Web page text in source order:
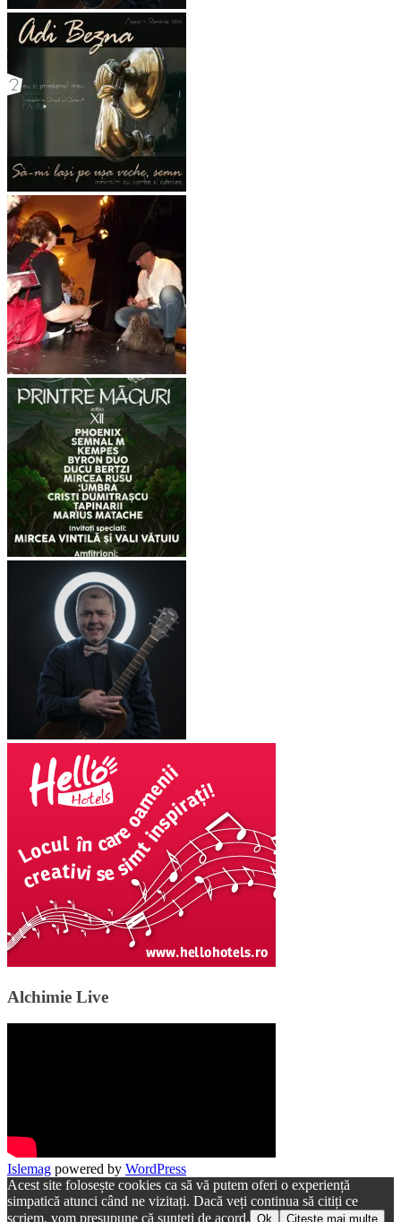
Alchimie Live
Islemag powered by WordPress
Acest site folosește cookies ca să vă putem oferi o experiență
simpatică atunci când ne vizitați. Dacă veți continua să citiți ce
scriem, vom presupune că sunteți de acord. Ok Citește mai multe